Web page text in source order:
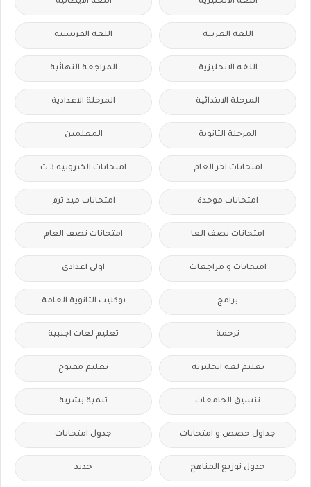
اللغة العربية اللغة الفرنسية
اللغه الانجليزية المراجعة النهائية
المرحلة الابتدائية المرحلة الاعدادية
المرحلة الثانوية المعلمين
امتحانات اخر العام امتحانات الكترونيه 3 ث
امتحانات موحدة امتحانات ميد ترم
امتحانات نصف العا امتحانات نصف العام
امتحانات و مراجعات اولى اعدادى
برامج بوكليت الثانوية العامة
ترجمة تعليم لغات اجنبية
تعليم لغة انجليزية تعليم مفتوح
تنسيق الجامعات تنمية بشرية
جداول حصص و امتحانات جدول امتحانات
جدول توزيع المناهج جديد